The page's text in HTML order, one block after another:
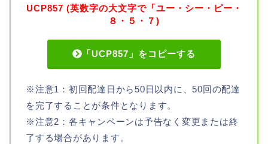
UCP857 (英数字の大文字で「ユー・シー・ピー・
８・５・７)
「UCP857」をコピーする
※注意1：初回配達日から50日以内に、50回の配達
を完了することが条件となります。
※注意2：各キャンペーンは予告なく変更または終
了する場合があります。